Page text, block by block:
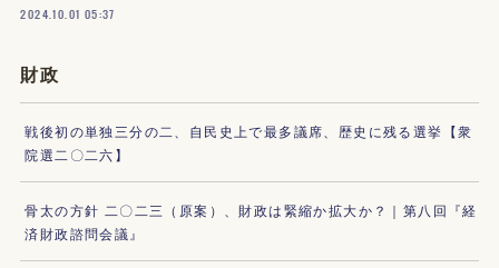
2024.10.01 05:37
財政
戦後初の単独三分の二、自民史上で最多議席、歴史に残る選挙【衆
院選二〇二六】
骨太の方針 二〇二三（原案）、財政は緊縮か拡大か？｜第八回『経
済財政諮問会議』